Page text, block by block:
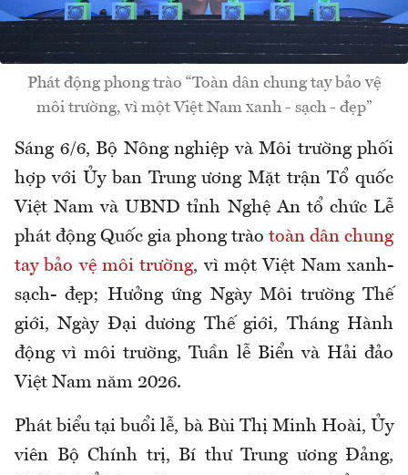
Phát động phong trào “Toàn dân chung tay bảo vệ
môi trường, vì một Việt Nam xanh - sạch - đẹp”
Sáng 6/6, Bộ Nông nghiệp và Môi trường phối
hợp với Ủy ban Trung ương Mặt trận Tổ quốc
Việt Nam và UBND tỉnh Nghệ An tổ chức Lễ
phát động Quốc gia phong trào toàn dân chung
tay bảo vệ môi trường, vì một Việt Nam xanh-
sạch- đẹp; Hưởng ứng Ngày Môi trường Thế
giới, Ngày Đại dương Thế giới, Tháng Hành
động vì môi trường, Tuần lễ Biển và Hải đảo
Việt Nam năm 2026.
Phát biểu tại buổi lễ, bà Bùi Thị Minh Hoài, Ủy
viên Bộ Chính trị, Bí thư Trung ương Đảng,